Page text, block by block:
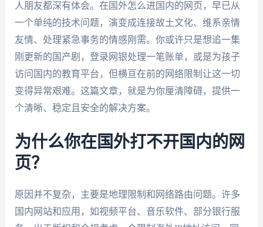
人朋友都深有体会。在国外怎么进国内的网页，早已从
一个单纯的技术问题，演变成连接故土文化、维系亲情
友情、处理紧急事务的情感刚需。你或许只是想追一集
刚更新的国产剧，登录网银处理一笔账单，或是为孩子
访问国内的教育平台，但横亘在前的网络限制让这一切
变得异常艰难。这篇文章，就是为你厘清障碍，提供一
个清晰、稳定且安全的解决方案。
为什么你在国外打不开国内的网
页？
原因并不复杂，主要是地理限制和网络路由问题。许多
国内网站和应用，如视频平台、音乐软件、部分银行服